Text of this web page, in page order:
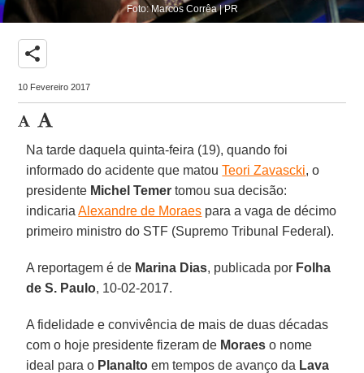
Foto: Marcos Corrêa | PR
share
10 Fevereiro 2017
Na tarde daquela quinta-feira (19), quando foi
informado do acidente que matouTeori Zavascki, o
presidente Michel Temer tomou sua decisão:
indicariaAlexandre de Moraes para a vaga de décimo
primeiro ministro do STF (Supremo Tribunal Federal).
A reportagem é de Marina Dias, publicada por Folha
de S. Paulo, 10-02-2017.
A fidelidade e convivência de mais de duas décadas
com o hoje presidente fizeram de Moraes o nome
ideal para o Planalto em tempos de avanço da Lava